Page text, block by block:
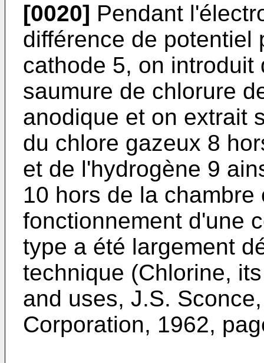
[0020] Pendant
différence de potentiel
cathode 5, on
saumure de chlorure
anodique et on extrait
du chlore gazeux 8
et de l'hydrogène 9
10 hors de la
fonctionnement d'une
type a été largement
technique (Chlorine,
and uses, J.S.
Corporation, 1962,